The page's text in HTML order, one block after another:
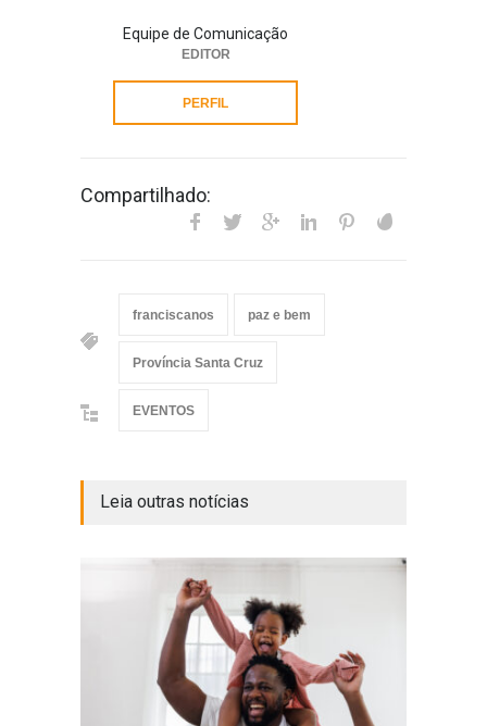
Equipe de Comunicação
EDITOR
PERFIL
Compartilhado:
franciscanos paz e bem
Província Santa Cruz
EVENTOS
Leia outras notícias